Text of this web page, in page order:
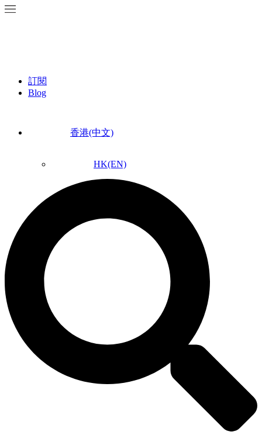
訂閱
Blog
香港(中文)
HK(EN)